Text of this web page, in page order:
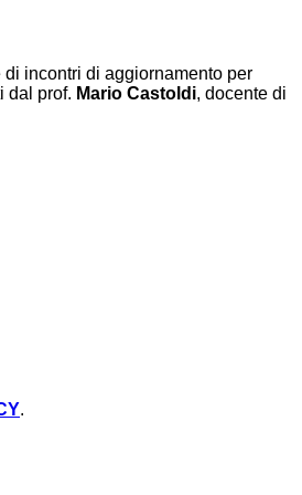
incontri di aggiornamento per
dal prof. Mario Castoldi, docente di
.